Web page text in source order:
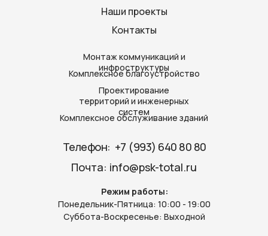
Почта: info@psk-total.ru
Режим работы:
Понедельник-Пятница: 10:00 - 19:00
Суббота-Воскресенье: Выходной
Телефон: ‪ +7 (993) 640 80 80‬
Комплексное благоустройство
Комплексное обслуживание зданий
Проектирование
территорий и инженерных
систем
Монтаж коммуникаций и
инфроструктуры
Контакты
Наши проекты